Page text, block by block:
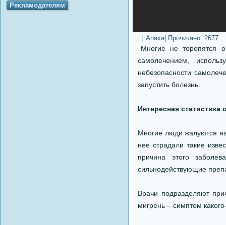
Рекламодателям
Anaxa| Прочитано: 2677
Многие не торопятся
самолечением,
небезопасности
запустить болезнь.
Интересная статистика
Многие люди жалуются
нее страдали такие
причина этого
сильнодействующие
Врачи подразделяют
мигрень – симптом